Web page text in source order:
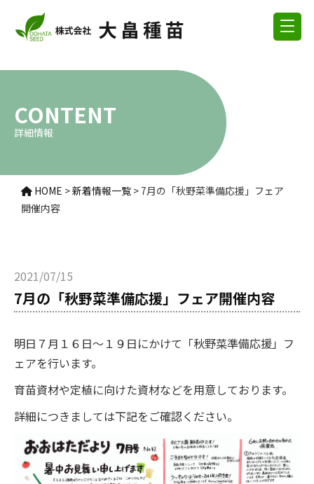
CONTENT
詳細情報
HOME >新着情報一覧 > 7月の「秋野菜準備応援」フェア
開催内容
2021/07/15
7月の「秋野菜準備応援」フェア開催内容
明日７月１６日～１９日にかけて「秋野菜準備応援」フ
ェアを行います。
育苗資材や定植に向けた資材などを用意しております。
詳細につきましては下記をご確認ください。